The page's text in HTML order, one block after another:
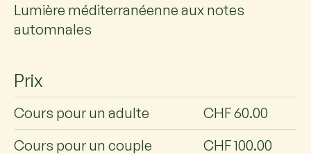
Lumière méditerranéenne aux notes
automnales
Prix
Cours pour un adulte
CHF 60.00
Cours pour un couple
CHF 100.00